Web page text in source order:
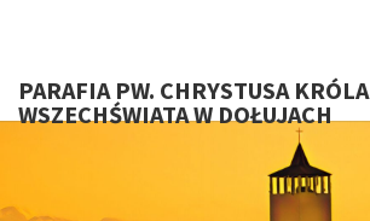
PARAFIA PW. CHRYSTUSA KRÓLA
WSZECHŚWIATA W DOŁUJACH